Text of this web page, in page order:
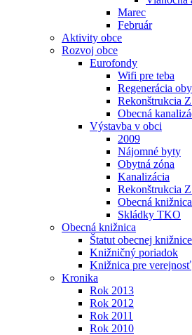
Marec
Február
Aktivity obce
Rozvoj obce
Eurofondy
Wifi pre teba
Regenerácia
Rekonštrukcia
Obecná
Výstavba v obci
2009
Nájomné byty
Obytná zóna
Kanalizácia
Rekonštrukcia
Obecná knižnica
Skládky TKO
Obecná knižnica
Štatut obecnej knižnice
Knižničný poriadok
Knižnica pre verejnosť
Kronika
Rok 2013
Rok 2012
Rok 2011
Rok 2010